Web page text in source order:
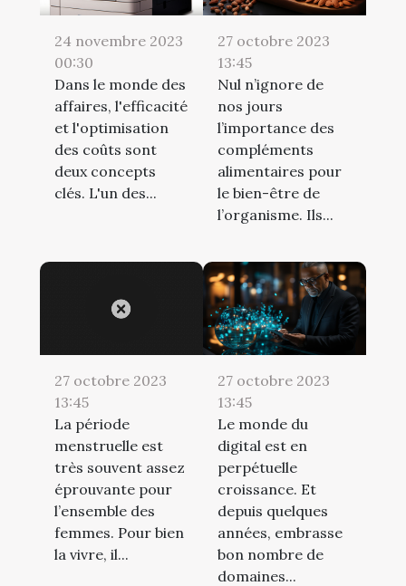
24 novembre 2023
00:30
Dans le monde des
affaires, l'efficacité
et l'optimisation
des coûts sont
deux concepts
clés. L'un des...
27 octobre 2023
13:45
Nul n’ignore de
nos jours
l’importance des
compléments
alimentaires pour
le bien-être de
l’organisme. Ils...
27 octobre 2023
13:45
La période
menstruelle est
très souvent assez
éprouvante pour
l’ensemble des
femmes. Pour bien
la vivre, il...
27 octobre 2023
13:45
Le monde du
digital est en
perpétuelle
croissance. Et
depuis quelques
années, embrasse
bon nombre de
domaines...